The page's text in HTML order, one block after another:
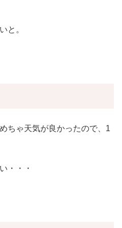
と。
ちゃ天気が良かったので、1
・・・